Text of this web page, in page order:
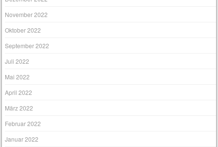
November 2022
Oktober 2022
September 2022
Juli 2022
Mai 2022
April 2022
März 2022
Februar 2022
Januar 2022